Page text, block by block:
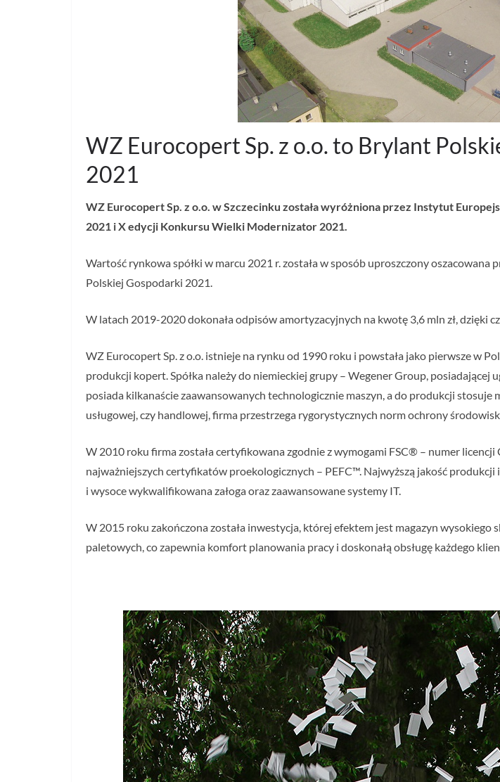
WZ Eurocopert Sp. z o.o. to Brylant
2021
WZ Eurocopert Sp. z o.o. w Szczecinku została wyróżniona przez Instytut
2021 i X edycji Konkursu Wielki Modernizator 2021.
Wartość rynkowa spółki w marcu 2021 r. została w sposób uproszczony
Polskiej Gospodarki 2021.
W latach 2019-2020 dokonała odpisów amortyzacyjnych na kwotę 3,6 mln zł, dzięki
WZ Eurocopert Sp. z o.o. istnieje na rynku od 1990 roku i powstała jako pierwsze w
produkcji kopert. Spółka należy do niemieckiej grupy – Wegener Group,
posiada kilkanaście zaawansowanych technologicznie maszyn, a do produkcji stosuje
usługowej, czy handlowej, firma przestrzega rygorystycznych norm ochrony
W 2010 roku firma została certyfikowana zgodnie z wymogami FSC® – numer
najważniejszych certyfikatów proekologicznych – PEFC™. Najwyższą jakość
i wysoce wykwalifikowana załoga oraz zaawansowane systemy IT.
W 2015 roku zakończona została inwestycja, której efektem jest magazyn wysokiego
paletowych, co zapewnia komfort planowania pracy i doskonałą obsługę każdego